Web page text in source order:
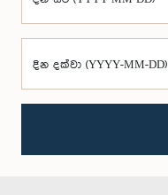
දින දක්වා (YYYY-MM-DD)